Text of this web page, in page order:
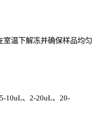
温下解冻并确保样品均匀
10uL、 2-20uL、 20-